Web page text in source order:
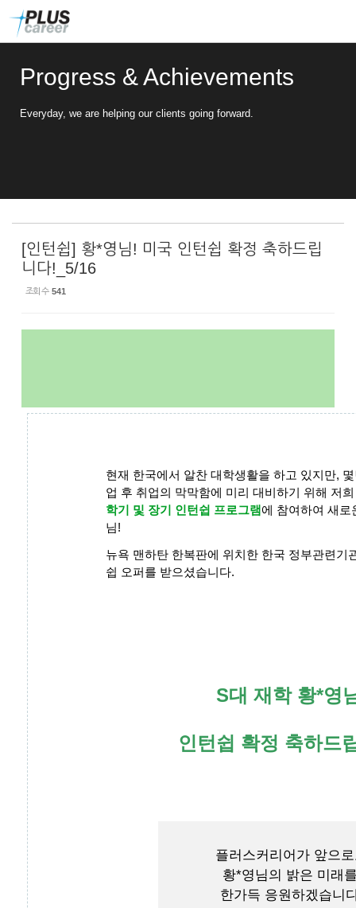
Progress & Achievements
Everyday, we are helping our clients going forward.
[인턴쉽] 황*영님! 미국 인턴쉽 확정 축하드립
니다!_5/16
조회 수 541
현재 한국에서 알찬 대학생활을 하고 있지만,
업 후 취업의 막막함에 미리 대비하기 위해 저
학기 및 장기 인턴쉽 프로그램에 참여하여 새로
님!
뉴욕 맨하탄 한복판에 위치한 한국 정부관련기
쉽 오퍼를 받으셨습니다.
S대 재학 황*영
인턴쉽 확정 축하드
플러스커리어가 앞으
황*영님의 밝은 미래
한가득 응원하겠습니